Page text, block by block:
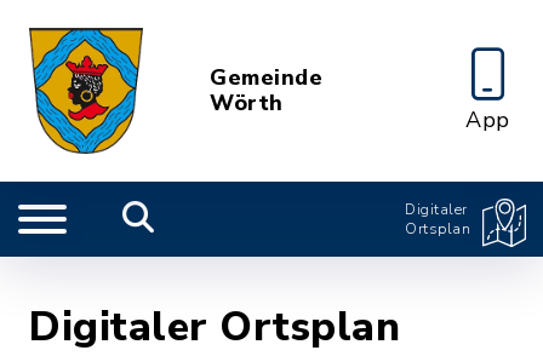
Gemeinde
Wörth
App
Digitaler
Ortsplan
Digitaler Ortsplan